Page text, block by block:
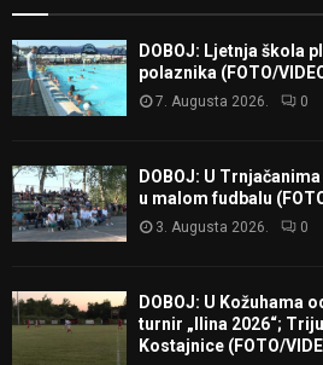
DOBOJ: Ljetnja škola
polaznika (FOTO/
7. Augusta 2026. 0
DOBOJ: U
u malom fudbalu
3. Augusta 2026. 0
DOBOJ: U Kožuhama
turnir „Ilina 2026“;
Kostajnice (FOTO/